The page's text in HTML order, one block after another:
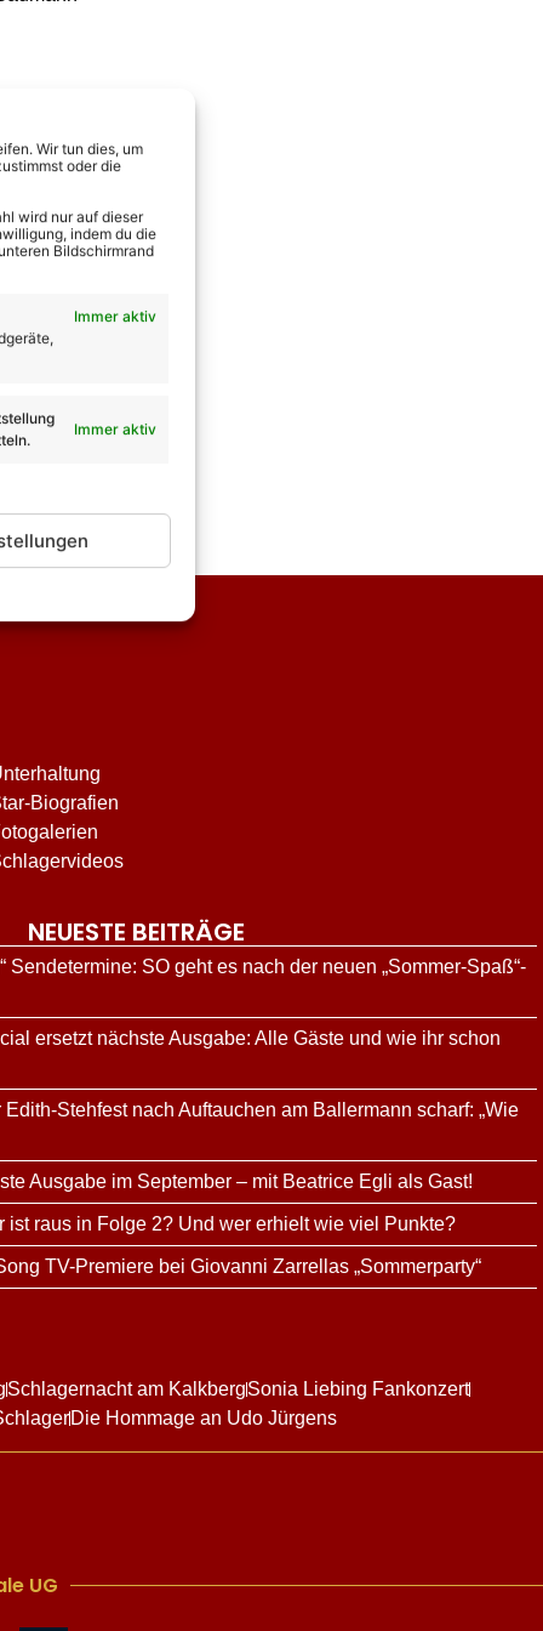
Wir tun dies, um
oder die
wird nur auf dieser
indem du die
Bildschirmrand
Immer aktiv
Immer aktiv
Biografien
NEUESTE BEITRÄGE
Sendetermine: SO geht es nach der neuen „Sommer-Spaß“-
ersetzt nächste Ausgabe: Alle Gäste und wie ihr schon
Stehfest nach Auftauchen am Ballermann scharf: „Wie
Ausgabe im September – mit Beatrice Egli als Gast!
ist raus in Folge 2? Und wer erhielt wie viel Punkte?
TV-Premiere bei Giovanni Zarrellas „Sommerparty“
Schlagernacht am KalkbergSonia Liebing Fankonzert
Die Hommage an Udo Jürgens
UG​